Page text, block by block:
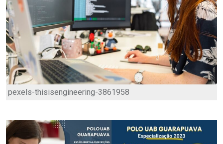
pexels-thisisengineering-3861958